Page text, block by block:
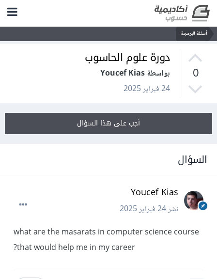
أسئلة البرمجة
0
دورة علوم الحاسوب
بواسطة Youcef Kias
24 فبراير 2025
أجب على هذا السؤال
السؤال
Youcef Kias
نشر24 فبراير 2025
what are the masarats in computer science course
that would help me in my career?